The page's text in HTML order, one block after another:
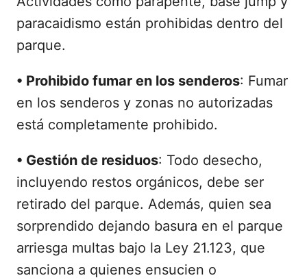
paracaidismo están prohibidas dentro del
parque.
• Prohibido fumar en los senderos: Fumar
en los senderos y zonas no autorizadas
está completamente prohibido.
• Gestión de residuos: Todo desecho,
incluyendo restos orgánicos, debe ser
retirado del parque. Además, quien sea
sorprendido dejando basura en el parque
arriesga multas bajo la Ley 21.123, que
sanciona a quienes ensucien o